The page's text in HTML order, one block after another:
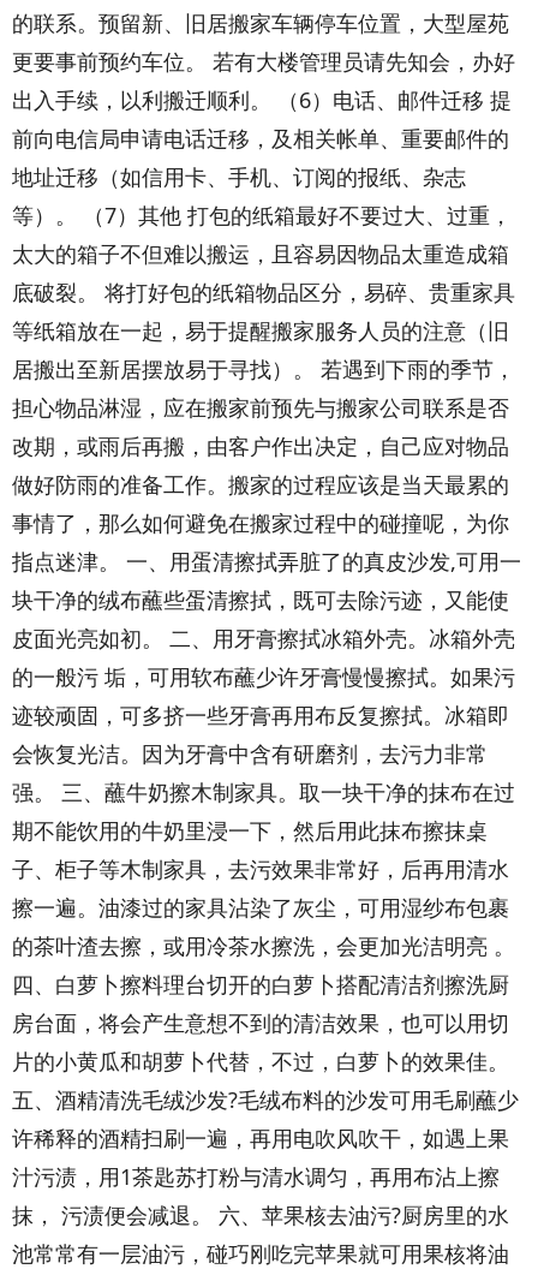
的联系。预留新、旧居搬家车辆停车位置，大型屋苑
更要事前预约车位。 若有大楼管理员请先知会，办好
出入手续，以利搬迁顺利。 （6）电话、邮件迁移 提
前向电信局申请电话迁移，及相关帐单、重要邮件的
地址迁移（如信用卡、手机、订阅的报纸、杂志
等）。 （7）其他 打包的纸箱最好不要过大、过重，
太大的箱子不但难以搬运，且容易因物品太重造成箱
底破裂。 将打好包的纸箱物品区分，易碎、贵重家具
等纸箱放在一起，易于提醒搬家服务人员的注意（旧
居搬出至新居摆放易于寻找）。 若遇到下雨的季节，
担心物品淋湿，应在搬家前预先与搬家公司联系是否
改期，或雨后再搬，由客户作出决定，自己应对物品
做好防雨的准备工作。搬家的过程应该是当天最累的
事情了，那么如何避免在搬家过程中的碰撞呢，为你
指点迷津。 一、用蛋清擦拭弄脏了的真皮沙发,可用一
块干净的绒布蘸些蛋清擦拭，既可去除污迹，又能使
皮面光亮如初。 二、用牙膏擦拭冰箱外壳。冰箱外壳
的一般污 垢，可用软布蘸少许牙膏慢慢擦拭。如果污
迹较顽固，可多挤一些牙膏再用布反复擦拭。冰箱即
会恢复光洁。因为牙膏中含有研磨剂，去污力非常
强。 三、蘸牛奶擦木制家具。取一块干净的抹布在过
期不能饮用的牛奶里浸一下，然后用此抹布擦抹桌
子、柜子等木制家具，去污效果非常好，后再用清水
擦一遍。油漆过的家具沾染了灰尘，可用湿纱布包裹
的茶叶渣去擦，或用冷茶水擦洗，会更加光洁明亮 。
四、白萝卜擦料理台切开的白萝卜搭配清洁剂擦洗厨
房台面，将会产生意想不到的清洁效果，也可以用切
片的小黄瓜和胡萝卜代替，不过，白萝卜的效果佳。
五、酒精清洗毛绒沙发?毛绒布料的沙发可用毛刷蘸少
许稀释的酒精扫刷一遍，再用电吹风吹干，如遇上果
汁污渍，用1茶匙苏打粉与清水调匀，再用布沾上擦
抹， 污渍便会减退。 六、苹果核去油污?厨房里的水
池常常有一层油污，碰巧刚吃完苹果就可用果核将油